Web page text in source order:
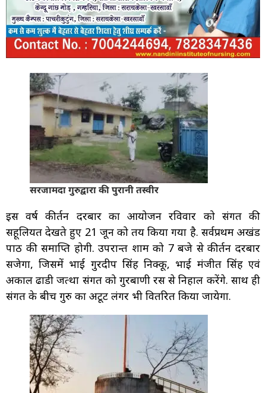
सरजामदा गुरुद्वारा की पुरानी तस्वीर
इस वर्ष कीर्तन दरबार का आयोजन रविवार को संगत की
सहूलियत देखते हुए 21 जून को तय किया गया है. सर्वप्रथम अखंड
पाठ की समाप्ति होगी. उपरान्त शाम को 7 बजे से कीर्तन दरबार
सजेगा, जिसमें भाई गुरदीप सिंह निक्कू, भाई मंजीत सिंह एवं
अकाल ढाडी जत्था संगत को गुरबाणी रस से निहाल करेंगे. साथ ही
संगत के बीच गुरु का अटूट लंगर भी वितरित किया जायेगा.